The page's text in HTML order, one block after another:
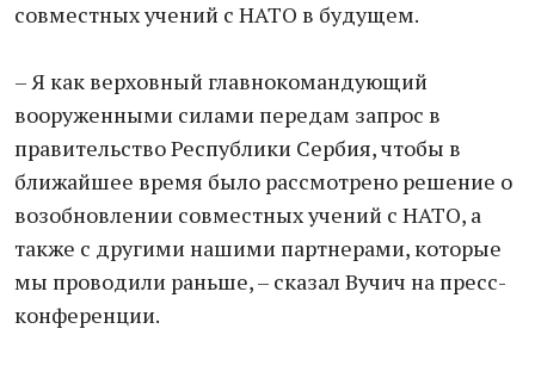
совместных учений с НАТО в будущем.
– Я как верховный главнокомандующий
вооруженными силами передам запрос в
правительство Республики Сербия, чтобы в
ближайшее время было рассмотрено решение о
возобновлении совместных учений с НАТО, а
также с другими нашими партнерами, которые
мы проводили раньше, – сказал Вучич на пресс-
конференции.